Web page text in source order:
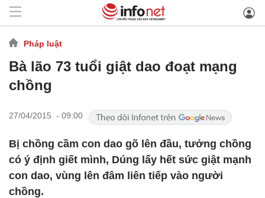
Pháp luật
Bà lão 73 tuổi giật dao đoạt mạng
chồng
27/04/2015 - 09:00
Bị chồng cầm con dao gõ lên đầu, tưởng chồng
có ý định giết mình, Dúng lấy hết sức giật mạnh
con dao, vùng lên đâm liên tiếp vào người
chồng.